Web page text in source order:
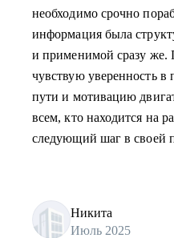
необходимо срочно
информация была
и применимой сразу же.
чувствую уверенность в
пути и мотивацию
всем, кто находится на
следующий шаг в своей
Никита
Июль 2025